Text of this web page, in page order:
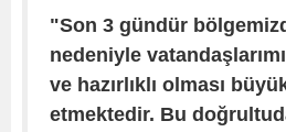
"Son 3 gündür
nedeniyle
ve hazırlıklı olması
etmektedir. Bu